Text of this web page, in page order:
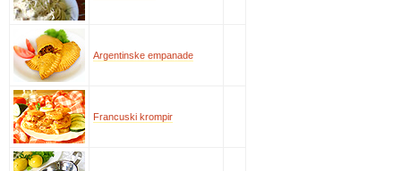
Argentinske empanade
Francuski krompir